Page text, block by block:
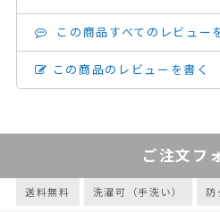
この商品すべてのレビュー
この商品のレビューを書く
ご注文フ
送料無料 洗濯可（手洗い） 防